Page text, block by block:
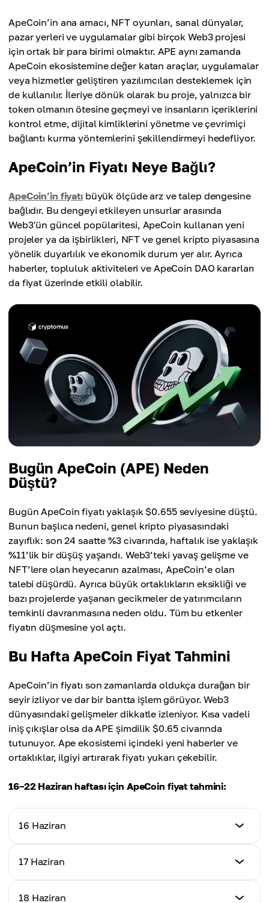
ApeCoin’in ana amacı, NFT oyunları, sanal dünyalar,
pazar yerleri ve uygulamalar gibi birçok Web3 projesi
için ortak bir para birimi olmaktır. APE aynı zamanda
ApeCoin ekosistemine değer katan araçlar, uygulamalar
veya hizmetler geliştiren yazılımcıları desteklemek için
de kullanılır. İleriye dönük olarak bu proje, yalnızca bir
token olmanın ötesine geçmeyi ve insanların içeriklerini
kontrol etme, dijital kimliklerini yönetme ve çevrimiçi
bağlantı kurma yöntemlerini şekillendirmeyi hedefliyor.
ApeCoin’in Fiyatı Neye Bağlı?
ApeCoin’in fiyatıbüyük ölçüde arz ve talep dengesine
bağlıdır. Bu dengeyi etkileyen unsurlar arasında
Web3'ün güncel popülaritesi, ApeCoin kullanan yeni
projeler ya da işbirlikleri, NFT ve genel kripto piyasasına
yönelik duyarlılık ve ekonomik durum yer alır. Ayrıca
haberler, topluluk aktiviteleri ve ApeCoin DAO kararları
da fiyat üzerinde etkili olabilir.
Bugün ApeCoin (APE) Neden
Düştü?
Bugün ApeCoin fiyatı yaklaşık $0.655 seviyesine düştü.
Bunun başlıca nedeni, genel kripto piyasasındaki
zayıflık: son 24 saatte %3 civarında, haftalık ise yaklaşık
%11’lik bir düşüş yaşandı. Web3’teki yavaş gelişme ve
NFT’lere olan heyecanın azalması, ApeCoin’e olan
talebi düşürdü. Ayrıca büyük ortaklıkların eksikliği ve
bazı projelerde yaşanan gecikmeler de yatırımcıların
temkinli davranmasına neden oldu. Tüm bu etkenler
fiyatın düşmesine yol açtı.
Bu Hafta ApeCoin Fiyat Tahmini
ApeCoin’in fiyatı son zamanlarda oldukça durağan bir
seyir izliyor ve dar bir bantta işlem görüyor. Web3
dünyasındaki gelişmeler dikkatle izleniyor. Kısa vadeli
iniş çıkışlar olsa da APE şimdilik $0.65 civarında
tutunuyor. Ape ekosistemi içindeki yeni haberler ve
ortaklıklar, ilgiyi artırarak fiyatı yukarı çekebilir.
16–22 Haziran haftası için ApeCoin fiyat tahmini:
16 Haziran
Fiyat Tahmini
17 Haziran
Fiyat Tahmini
18 Haziran